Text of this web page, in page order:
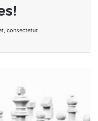
consectetur.